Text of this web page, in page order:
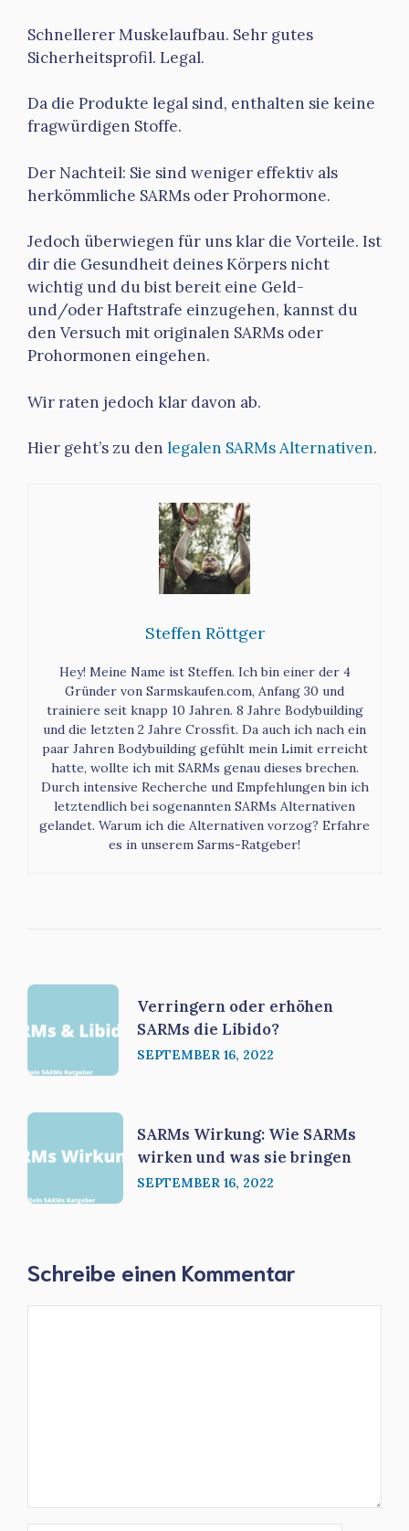
Schnellerer Muskelaufbau. Sehr gutes
Sicherheitsprofil. Legal.
Da die Produkte legal sind, enthalten sie keine
fragwürdigen Stoffe.
Der Nachteil: Sie sind weniger effektiv als
herkömmliche SARMs oder Prohormone.
Jedoch überwiegen für uns klar die Vorteile. Ist
dir die Gesundheit deines Körpers nicht
wichtig und du bist bereit eine Geld-
und/oder Haftstrafe einzugehen, kannst du
den Versuch mit originalen SARMs oder
Prohormonen eingehen.
Wir raten jedoch klar davon ab.
Hier geht’s zu den legalen SARMs Alternativen.
Steffen Röttger
Hey! Meine Name ist Steffen. Ich bin einer der 4
Gründer von Sarmskaufen.com, Anfang 30 und
trainiere seit knapp 10 Jahren. 8 Jahre Bodybuilding
und die letzten 2 Jahre Crossfit. Da auch ich nach ein
paar Jahren Bodybuilding gefühlt mein Limit erreicht
hatte, wollte ich mit SARMs genau dieses brechen.
Durch intensive Recherche und Empfehlungen bin ich
letztendlich bei sogenannten SARMs Alternativen
gelandet. Warum ich die Alternativen vorzog? Erfahre
es in unserem Sarms-Ratgeber!
Verringern oder erhöhen
SARMs die Libido?
SEPTEMBER 16, 2022
SARMs Wirkung: Wie SARMs
wirken und was sie bringen
SEPTEMBER 16, 2022
Schreibe einen Kommentar